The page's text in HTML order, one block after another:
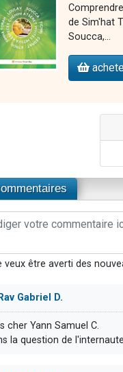
de Sim'hat
Soucca,...
veux être averti des
Rav Gabriel D.
cher Yann Samuel C.
la question de